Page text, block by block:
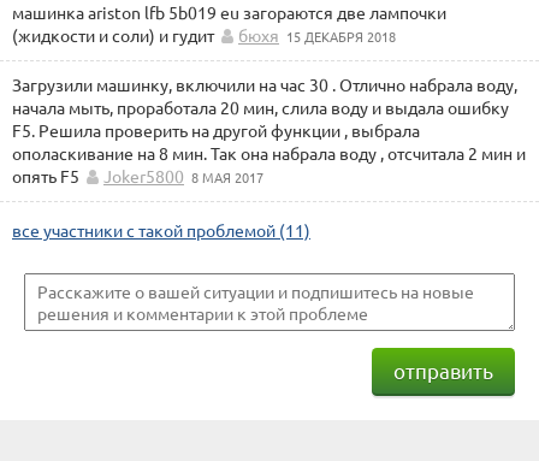
машинка ariston lfb 5b019 eu загораются две лампочки
(жидкости и соли) и гудит
бюхя 15 ДЕКАБРЯ 2018
Загрузили машинку, включили на час 30 . Отлично набрала воду,
начала мыть, проработала 20 мин, слила воду и выдала ошибку
F5. Решила проверить на другой функции , выбрала
ополаскивание на 8 мин. Так она набрала воду , отсчитала 2 мин и
опять F5
Joker5800 8 МАЯ 2017
все участники с такой проблемой (11)
отправить